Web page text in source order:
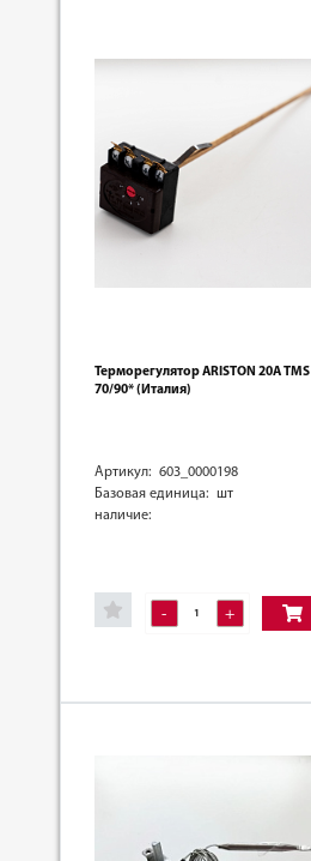
Терморегулятор ARISTON 20А TМS
70/90* (Италия)
Артикул: 603_0000198
Базовая единица: шт
наличие:
- +